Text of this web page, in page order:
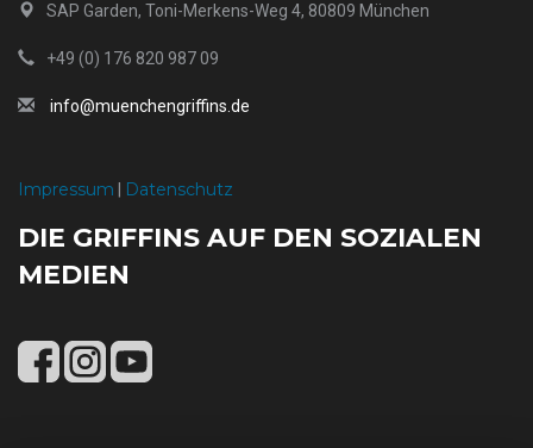
SAP Garden, Toni-Merkens-Weg 4, 80809 München
+49 (0) 176 820 987 09
info@muenchengriffins.de
Impressum Datenschutz
DIE GRIFFINS AUF DEN SOZIALEN
MEDIEN